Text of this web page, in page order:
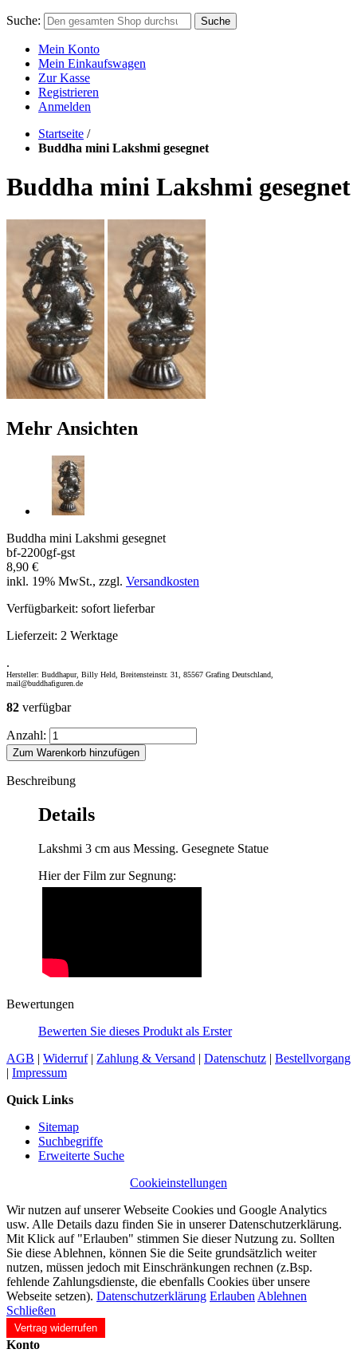
Suche: Suche
Mein Konto
Mein Einkaufswagen
Zur Kasse
Registrieren
Anmelden
Startseite /
Buddha mini Lakshmi gesegnet
Buddha mini Lakshmi gesegnet
Mehr Ansichten
Buddha mini Lakshmi gesegnet
bf-2200gf-gst
8,90 €
inkl. 19% MwSt., zzgl. Versandkosten
Verfügbarkeit: sofort lieferbar
Lieferzeit: 2 Werktage
.
Hersteller: Buddhapur, Billy Held, Breitensteinstr. 31, 85567 Grafing Deutschland,
mail@buddhafiguren.de
82 verfügbar
Anzahl:
Zum Warenkorb hinzufügen
Beschreibung
Details
Lakshmi 3 cm aus Messing. Gesegnete Statue
Hier der Film zur Segnung:
Bewertungen
Bewerten Sie dieses Produkt als Erster
AGB | Widerruf| Zahlung & Versand | Datenschutz | Bestellvorgang
| Impressum
Quick Links
Sitemap
Suchbegriffe
Erweiterte Suche
Cookieinstellungen
Wir nutzen auf unserer Webseite Cookies und Google Analytics
usw. Alle Details dazu finden Sie in unserer Datenschutzerklärung.
Mit Klick auf "Erlauben" stimmen Sie dieser Nutzung zu. Sollten
Sie diese Ablehnen, können Sie die Seite grundsätzlich weiter
nutzen, müssen jedoch mit Einschränkungen rechnen (z.Bsp.
fehlende Zahlungsdienste, die ebenfalls Cookies über unsere
Webseite setzen). Datenschutzerklärung Erlauben Ablehnen
Schließen
Vertrag widerrufen
Konto